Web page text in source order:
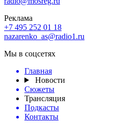
Реклама
+7 495 252 01 18
nazarenko_as@radio1.ru
Мы в соцсетях
Главная
Новости
Сюжеты
Трансляция
Подкасты
Контакты